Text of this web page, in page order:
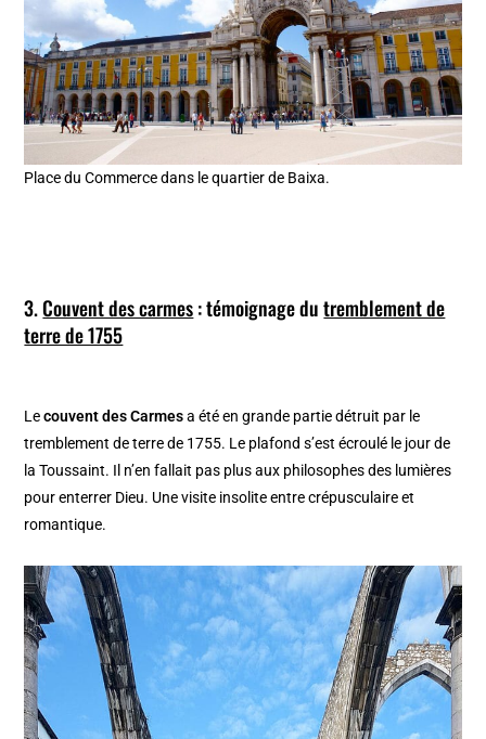
Place du Commerce dans le quartier de Baixa.
3.Couvent des carmes: témoignage dutremblement de
terre de 1755
Lecouvent des Carmesa été en grande partie détruit par le
tremblement de terre de 1755. Le plafond s’est écroulé le jour de
la Toussaint. Il n’en fallait pas plus aux philosophes des lumières
pour enterrer Dieu. Une visite insolite entre crépusculaire et
romantique.